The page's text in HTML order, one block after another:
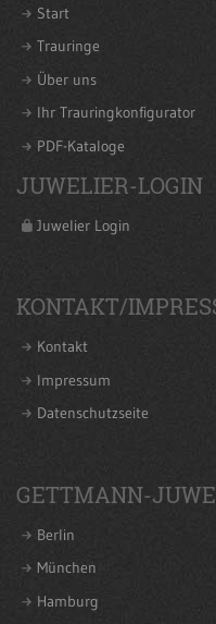
Start
Trauringe
Über uns
Ihr Trauringkonfigurator
PDF-Kataloge
JUWELIER-LOGIN
Juwelier Login
KONTAKT/
Kontakt
Impressum
Datenschutzseite
GETTMANN-
Berlin
München
Hamburg